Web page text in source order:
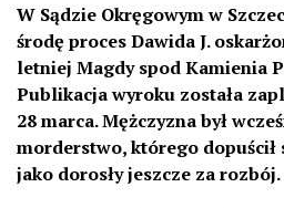
W Sądzie Okręgowym w
środę proces Dawida J.
letniej Magdy spod Kamienia
Publikacja wyroku została
28 marca. Mężczyzna był
morderstwo, którego dopuścił
jako dorosły jeszcze za rozbój.